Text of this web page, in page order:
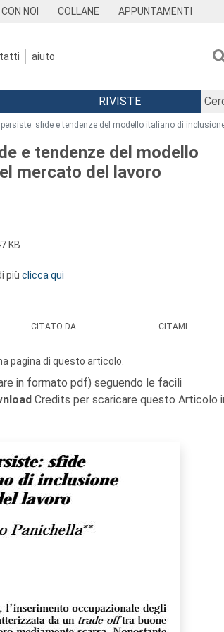
NOI COLLANE APPUNTAMENTI
aiuto
RIVISTE
persiste: sfide e tendenze del modello italiano di
e tendenze del modello
mercato del lavoro
KB
più clicca qui
CITATO DA CITAMI
pagina di questo articolo.
in formato pdf) seguendo le facili
Credits per scaricare questo Articolo